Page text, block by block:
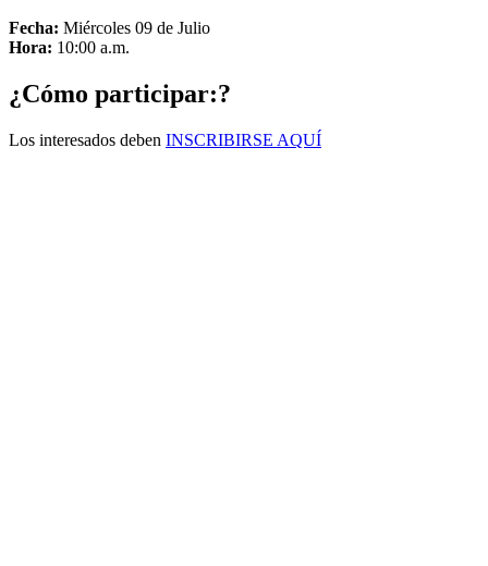
Fecha: Miércoles 09 de Julio
Hora: 10:00 a.m.
¿Cómo participar:?
Los interesados deben INSCRIBIRSE AQUÍ